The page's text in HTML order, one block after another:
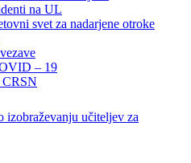
na UL
svet za nadarjene otroke
– 19
izobraževanju učiteljev za